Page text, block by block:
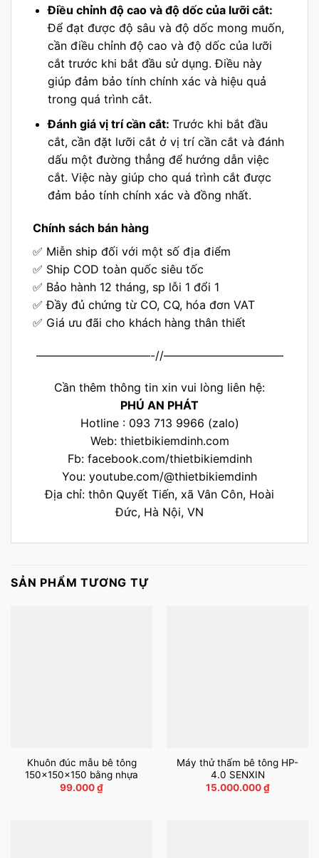
Điều chỉnh độ cao và độ dốc của lưỡi cắt:
Để đạt được độ sâu và độ dốc mong muốn,
cần điều chỉnh độ cao và độ dốc của lưỡi
cắt trước khi bắt đầu sử dụng. Điều này
giúp đảm bảo tính chính xác và hiệu quả
trong quá trình cắt.
Đánh giá vị trí cần cắt: Trước khi bắt đầu
cắt, cần đặt lưỡi cắt ở vị trí cần cắt và đánh
dấu một đường thẳng để hướng dẫn việc
cắt. Việc này giúp cho quá trình cắt được
đảm bảo tính chính xác và đồng nhất.
Chính sách bán hàng
✅ Miễn ship đối với một số địa điểm
✅ Ship COD toàn quốc siêu tốc
✅ Bảo hành 12 tháng, sp lỗi 1 đổi 1
✅ Đầy đủ chứng từ CO, CQ, hóa đơn VAT
✅ Giá ưu đãi cho khách hàng thân thiết
——————————-//——————————–
Cần thêm thông tin xin vui lòng liên hệ:
PHÚ AN PHÁT
Hotline : 093 713 9966 (zalo)
Web: thietbikiemdinh.com
Fb: facebook.com/thietbikiemdinh
You: youtube.com/@thietbikiemdinh
Địa chỉ: thôn Quyết Tiến, xã Vân Côn, Hoài
Đức, Hà Nội, VN
SẢN PHẨM TƯƠNG TỰ
Khuôn đúc mẫu bê tông
150x150x150 bằng nhựa
99.000₫
Máy thử thấm bê tông HP-
4.0 SENXIN
15.000.000₫